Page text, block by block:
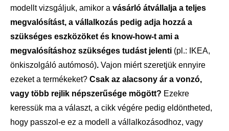
modellt vizsgáljuk, amikor a vásárló átvállalja a teljes
megvalósítást, a vállalkozás pedig adja hozzá a
szükséges eszközöket és know-how-t ami a
megvalósításhoz szükséges tudást jelenti (pl.: IKEA,
önkiszolgáló autómosó). Vajon miért szeretjük ennyire
ezeket a termékeket? Csak az alacsony ár a vonzó,
vagy több rejlik népszerűsége mögött? Ezekre
keressük ma a választ, a cikk végére pedig eldöntheted,
hogy passzol-e ez a modell a vállalkozásodhoz, vagy